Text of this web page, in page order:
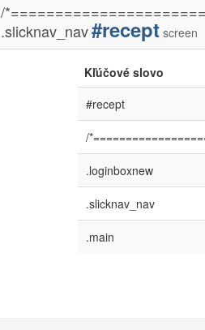
/
.slicknav_nav#recept screen
Kľúčové slovo
#recept
/
.loginboxnew
.slicknav_nav
.main